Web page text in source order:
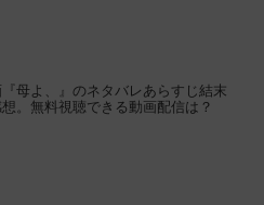
『母よ、』のネタバレあらすじ結末
想。無料視聴できる動画配信は？